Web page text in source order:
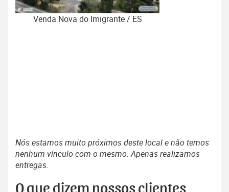
Venda Nova do Imigrante / ES
Nós estamos muito próximos deste local e não temos
nenhum vínculo com o mesmo. Apenas realizamos
entregas.
O que dizem nossos clientes